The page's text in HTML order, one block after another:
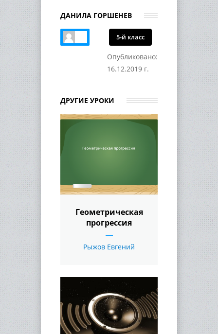
ДАНИЛА ГОРШЕНЕВ
5-й класс
Опубликовано:
16.12.2019 г.
ДРУГИЕ УРОКИ
Геометрическая
прогрессия
Рыжов Евгений